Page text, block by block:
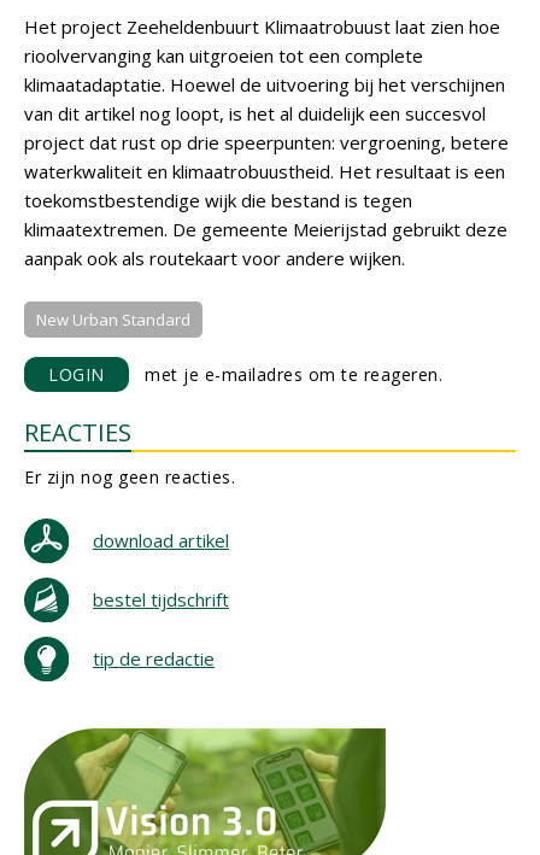
Het project Zeeheldenbuurt Klimaatrobuust laat zien hoe
rioolvervanging kan uitgroeien tot een complete
klimaatadaptatie. Hoewel de uitvoering bij het verschijnen
van dit artikel nog loopt, is het al duidelijk een succesvol
project dat rust op drie speerpunten: vergroening, betere
waterkwaliteit en klimaatrobuustheid. Het resultaat is een
toekomstbestendige wijk die bestand is tegen
klimaatextremen. De gemeente Meierijstad gebruikt deze
aanpak ook als routekaart voor andere wijken.
New Urban Standard
LOGIN met je e-mailadres om te reageren.
REACTIES
Er zijn nog geen reacties.
download artikel
bestel tijdschrift
tip de redactie